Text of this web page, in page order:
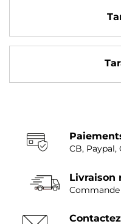
CB,
Livraison